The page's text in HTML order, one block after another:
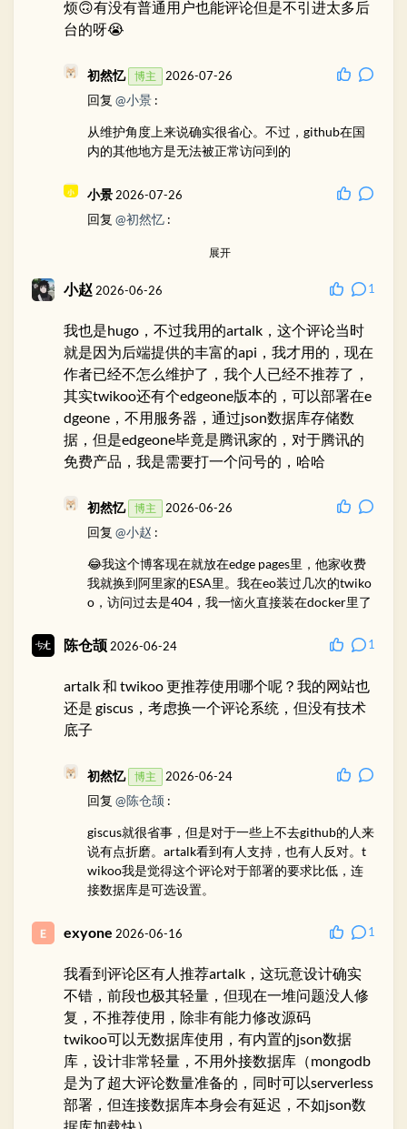
烦🙃有没有普通用户也能评论但是不引进太多后
台的呀😭
初然忆 博主 2026-07-26
回复 @小景 :
从维护角度上来说确实很省心。不过，github在国
内的其他地方是无法被正常访问到的
小景 2026-07-26
回复 @初然忆 :
对于我这种整个站都在GitHub pages的人，访客看
点就是GitHub账户评论，不知道现在有没有办法Git
过我觉得很多GitHub都不知道是啥的人还以为是我
站的系统不去注册
初然忆 博主 2026-07-26
回复 @小景:
只部署在Github Pages上大概率是会丢掉一部分访
客的。而giscus ，换掉它的原因纯粹是我不希望A用
思在里头。
回复@初然忆:
今天有人评论发现了giscus 无法通知别人的问题，
回复@小景:
我是因为在部署后无法进入Waline的后台才转头使
展开
小赵 2026-06-26 1
我也是hugo，不过我用的artalk，这个评论当时
就是因为后端提供的丰富的api，我才用的，现在
作者已经不怎么维护了，我个人已经不推荐了，
其实twikoo还有个edgeone版本的，可以部署在e
dgeone，不用服务器，通过json数据库存储数
据，但是edgeone毕竟是腾讯家的，对于腾讯的
免费产品，我是需要打一个问号的，哈哈
初然忆 博主 2026-06-26
回复 @小赵 :
😂我这个博客现在就放在edge pages里，他家收费
我就换到阿里家的ESA里。我在eo装过几次的twiko
o，访问过去是404，我一恼火直接装在docker里了
陈仓颉 2026-06-24 1
artalk 和 twikoo 更推荐使用哪个呢？我的网站也
还是 giscus，考虑换一个评论系统，但没有技术
底子
初然忆 博主 2026-06-24
回复 @陈仓颉 :
giscus就很省事，但是对于一些上不去github的人来
说有点折磨。artalk看到有人支持，也有人反对。t
wikoo我是觉得这个评论对于部署的要求比低，连
接数据库是可选设置。
exyone 2026-06-16 1
我看到评论区有人推荐artalk，这玩意设计确实
不错，前段也极其轻量，但现在一堆问题没人修
复，不推荐使用，除非有能力修改源码
twikoo可以无数据库使用，有内置的json数据
库，设计非常轻量，不用外接数据库（mongodb
是为了超大评论数量准备的，同时可以serverless
部署，但连接数据库本身会有延迟，不如json数
据库加载快）